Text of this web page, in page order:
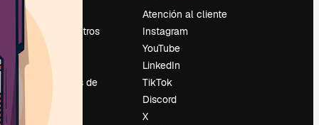
Precios
Sobre nosotros
Reviews
Empleo
Tendencias de
búsqueda
Blog
Atención al cliente
Instagram
YouTube
LinkedIn
TikTok
Discord
X